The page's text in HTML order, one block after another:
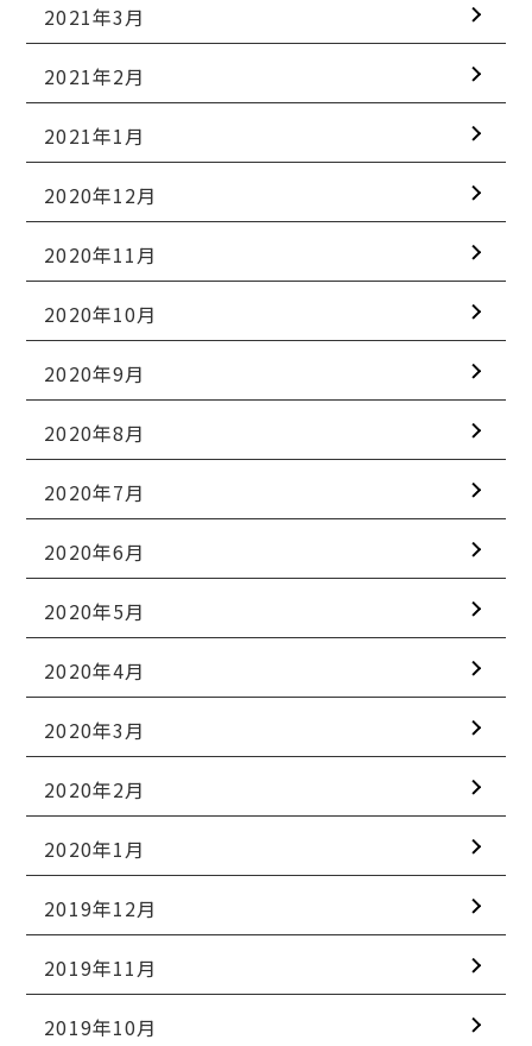
2021年3月
2021年2月
2021年1月
2020年12月
2020年11月
2020年10月
2020年9月
2020年8月
2020年7月
2020年6月
2020年5月
2020年4月
2020年3月
2020年2月
2020年1月
2019年12月
2019年11月
2019年10月